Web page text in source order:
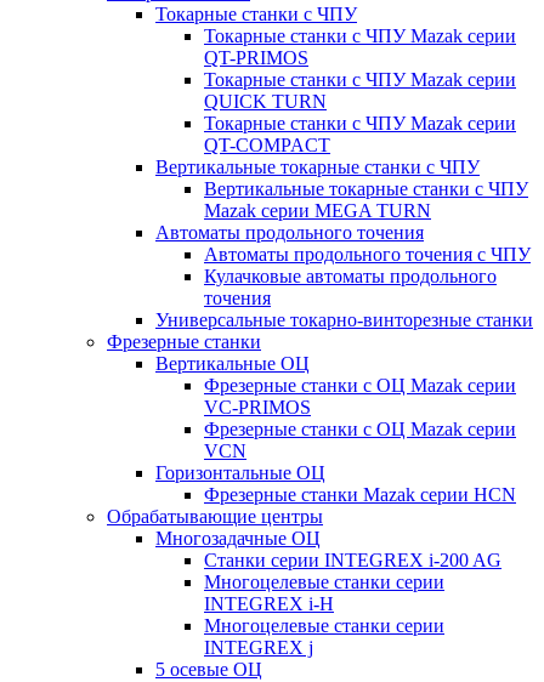
Токарные станки с ЧПУ
Токарные станки с ЧПУ Mazak серии
QT-PRIMOS
Токарные станки с ЧПУ Mazak серии
QUICK TURN
Токарные станки с ЧПУ Mazak серии
QT-COMPACT
Вертикальные токарные станки с ЧПУ
Вертикальные токарные станки с ЧПУ
Mazak серии MEGA TURN
Автоматы продольного точения
Автоматы продольного точения с ЧПУ
Кулачковые автоматы продольного
точения
Универсальные токарно-винторезные станки
Фрезерные станки
Вертикальные ОЦ
Фрезерные станки с ОЦ Mazak серии
VC-PRIMOS
Фрезерные станки с ОЦ Mazak серии
VCN
Горизонтальные ОЦ
Фрезерные станки Mazak серии HCN
Обрабатывающие центры
Многозадачные ОЦ
Cтанки серии INTEGREX i-200 AG
Многоцелевые станки серии
INTEGREX i-H
Многоцелевые станки серии
INTEGREX j
5 осевые ОЦ